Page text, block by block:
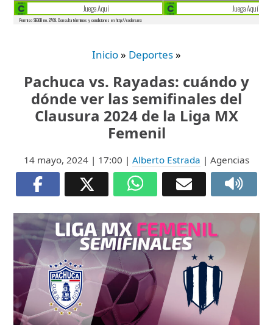
Inicio» Deportes»
Pachuca vs. Rayadas: cuándo y
dónde ver las semifinales del
Clausura 2024 de la Liga MX
Femenil
14 mayo, 2024 | 17:00 | Alberto Estrada | Agencias